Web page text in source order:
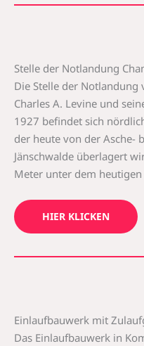
Stelle der Notlandung
Die Stelle der Notlandung
Charles A. Levine und
1927 befindet sich
der heute von der Asche-
Jänschwalde überlagert
Meter unter dem heutigen
HIER KLICKEN
Einlaufbauwerk mit
Das Einlaufbauwerk in